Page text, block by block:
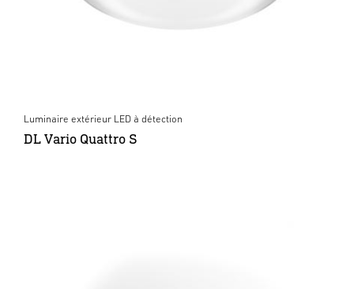
Luminaire extérieur LED à détection
DL Vario Quattro S